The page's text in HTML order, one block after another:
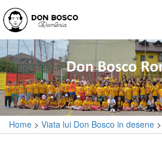
Home > Viata lui Don Bosco in desene >